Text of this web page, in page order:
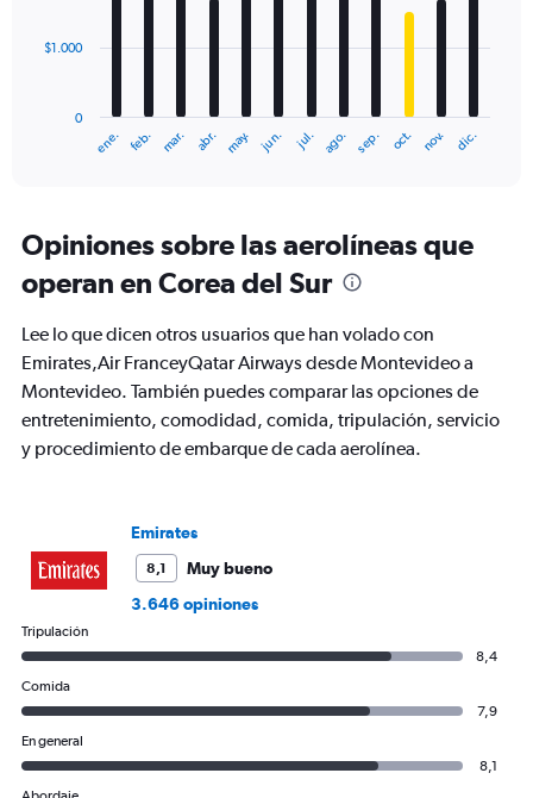
The
Range:
12
categories.
The
chart
1
Y
axis
displaying
values.
3000.
ene. feb. mar. abr. may. jun. jul. ago. sep. oct. nov. dic.
0
$1.000
Opiniones sobre las aerolíneas que
operan en Corea del Sur
Lee lo que dicen otros usuarios que han volado con
Emirates,Air FranceyQatar Airways desde Montevideo a
Montevideo. También puedes comparar las opciones de
entretenimiento, comodidad, comida, tripulación, servicio
y procedimiento de embarque de cada aerolínea.
Emirates
8,1
Muy bueno
3.646 opiniones
Tripulación
8,4
Comida
7,9
En general
8,1